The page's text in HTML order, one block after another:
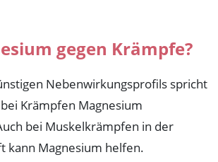
gegen Krämpfe?
Nebenwirkungsprofils spricht
Krämpfen Magnesium
bei Muskelkrämpfen in der
kann Magnesium helfen.